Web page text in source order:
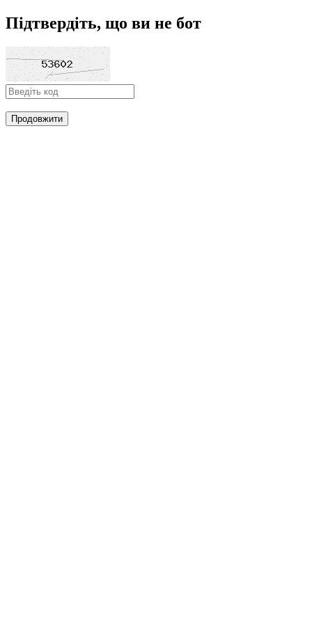
Підтвердіть, що ви не бот
Продовжити